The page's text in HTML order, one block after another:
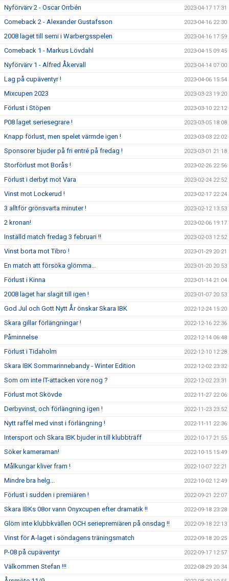
Nyförvärv 2 - Oscar Orrbén 2023-04-17 17:31
Comeback 2 - Alexander Gustafsson 2023-04-16 22:30
2008 laget till semi i Warbergsspelen 2023-04-16 17:59
Comeback 1 - Markus Lövdahl 2023-04-15 09:45
Nyförvärv 1 - Alfred Åkervall 2023-04-14 07:00
Lag på cupäventyr ! 2023-04-06 15:54
Mixcupen 2023 2023-03-23 19:20
Förlust i Stöpen 2023-03-10 22:12
P08 laget seriesegrare ! 2023-03-05 18:08
Knapp förlust, men spelet värmde igen ! 2023-03-03 22:02
Sponsorer bjuder på fri entré på fredag ! 2023-03-01 21:18
Storförlust mot Borås ! 2023-02-26 22:56
Förlust i derbyt mot Vara 2023-02-24 22:52
Vinst mot Lockerud ! 2023-02-17 22:24
3 alltför grönsvarta minuter ! 2023-02-12 13:53
2 kronan! 2023-02-06 19:17
Inställd match fredag 3 februari !! 2023-02-03 12:52
Vinst borta mot Tibro ! 2023-01-29 20:21
En match att försöka glömma... 2023-01-20 20:53
Förlust i Kinna 2023-01-14 21:04
2008 laget har slagit till igen ! 2023-01-07 20:53
God Jul och Gott Nytt År önskar Skara IBK 2022-12-24 15:20
Skara gillar förlängningar ! 2022-12-16 22:36
Påminnelse 2022-12-14 06:48
Förlust i Tidaholm 2022-12-10 12:28
Skara IBK Sommarinnebandy - Winter Edition 2022-12-02 23:32
Som om inte IT-attacken vore nog ? 2022-12-02 23:31
Förlust mot Skövde 2022-11-27 22:06
Derbyvinst, och förlängning igen ! 2022-11-23 23:52
Nytt raffel med vinst i förlängning ! 2022-11-11 22:36
Intersport och Skara IBK bjuder in till klubbträff 2022-10-17 21:55
Söker kameraman! 2022-10-15 15:49
Målkungar kliver fram ! 2022-10-07 22:21
Mindre bra helg... 2022-10-02 12:49
Förlust i sudden i premiären ! 2022-09-21 22:07
Skara IBKs 08or vann Onyxcupen efter dramatik !! 2022-09-18 23:28
Glöm inte klubbkvällen OCH seriepremiären på onsdag !! 2022-09-18 22:13
Vinst för A-laget i söndagens träningsmatch 2022-09-18 20:25
P-08 på cupäventyr 2022-09-17 12:57
Välkommen Stefan !!! 2022-08-29 20:34